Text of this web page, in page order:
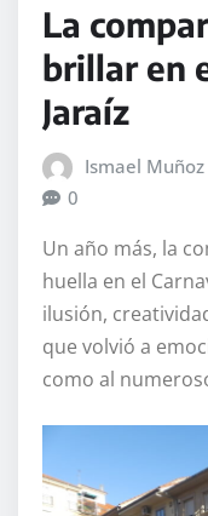
La
brillar en
Jaraíz
Ismael
0
Un año más, la
huella en el
ilusión,
que volvió a
como al